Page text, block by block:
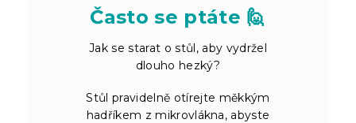
Často se ptáte 🙋
Jak se starat o stůl, aby vydržel
dlouho hezký?
Stůl pravidelně otírejte měkkým
hadříkem z mikrovlákna, abyste